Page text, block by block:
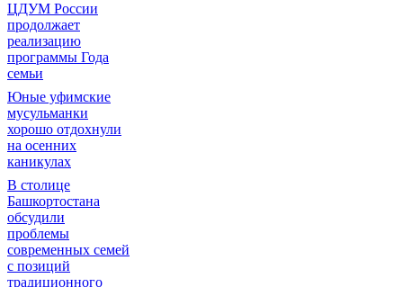
ЦДУМ России
продолжает
реализацию
программы Года
семьи
Юные уфимские
мусульманки
хорошо отдохнули
на осенних
каникулах
В столице
Башкортостана
обсудили
проблемы
современных семей
с позиций
традиционного